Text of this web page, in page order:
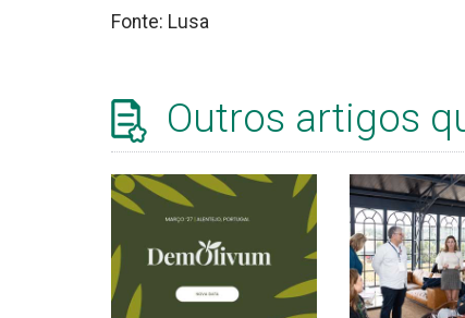
Fonte: Lusa
Outros artigos